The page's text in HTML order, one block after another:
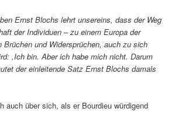
Ernst Blochs lehrt unsereins, dass der Weg
der Individuen – zu einem Europa der
Brüchen und Widersprüchen, auch zu sich
,Ich bin. Aber ich habe mich nicht. Darum
der einleitende Satz Ernst Blochs damals
auch über sich, als er Bourdieu würdigend